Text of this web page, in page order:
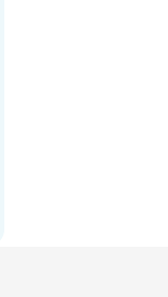
la
façon
un